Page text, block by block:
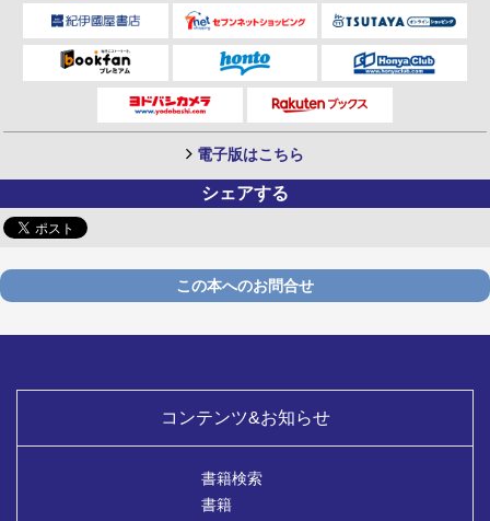
電子版はこちら
シェアする
この本へのお問合せ
コンテンツ&お知らせ
書籍検索
書籍